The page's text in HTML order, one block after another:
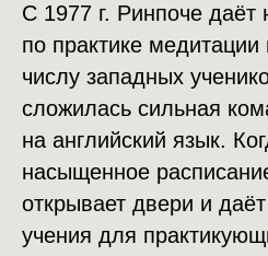
С 1977 г. Ринпоче даёт
по практике
числу западных
сложилась сильная
на английский язык.
насыщенное
открывает двери и
учения для